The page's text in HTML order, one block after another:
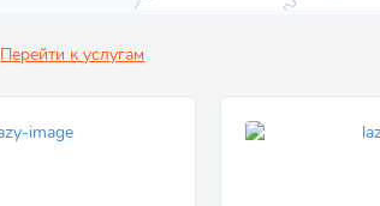
Перейти к услугам